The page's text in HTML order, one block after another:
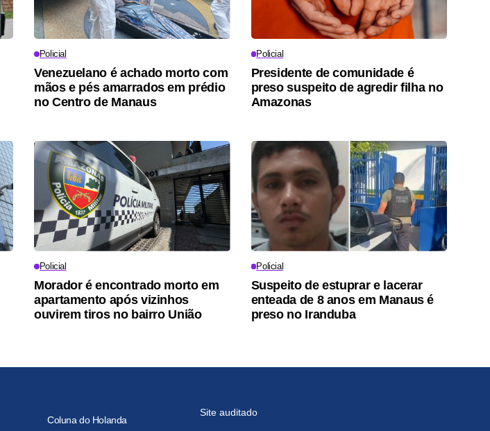
Policial
Venezuelano é achado morto com
mãos e pés amarrados em prédio
no Centro de Manaus
Policial
Presidente de comunidade é
preso suspeito de agredir filha no
Amazonas
Policial
Morador é encontrado morto em
apartamento após vizinhos
ouvirem tiros no bairro União
Policial
Suspeito de estuprar e lacerar
enteada de 8 anos em Manaus é
preso no Iranduba
Coluna do Holanda
Site auditado